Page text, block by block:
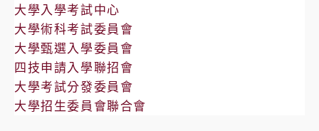
大學入學考試中心
大學術科考試委員會
大學甄選入學委員會
四技申請入學聯招會
大學考試分發委員會
大學招生委員會聯合會